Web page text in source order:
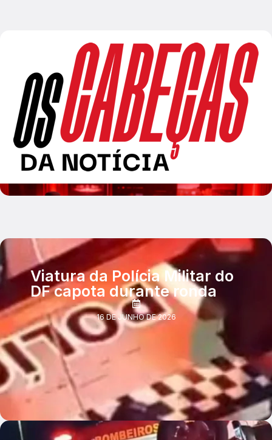
Viatura da Polícia Militar do
DF capota durante ronda
16 DE JUNHO DE 2026